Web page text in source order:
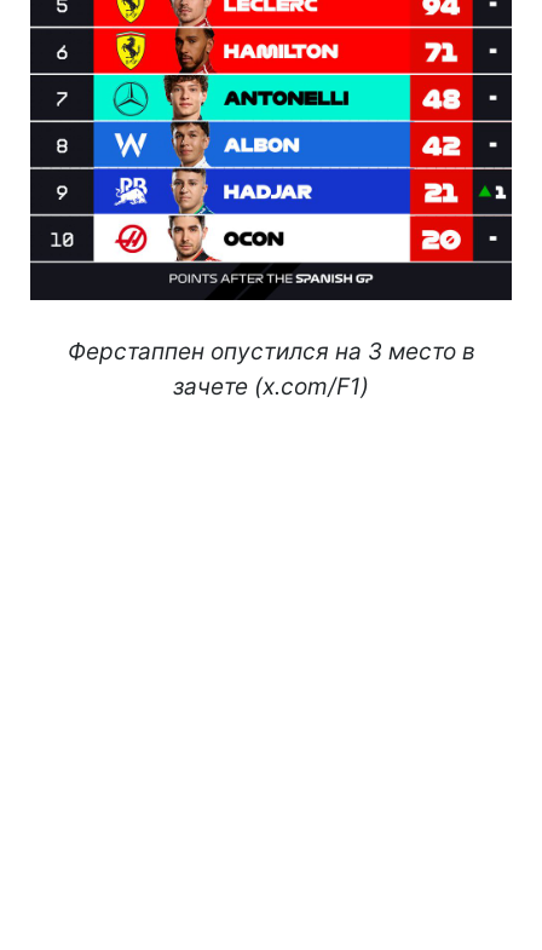
Ферстаппен опустился на 3 место в
зачете (x.com/F1)